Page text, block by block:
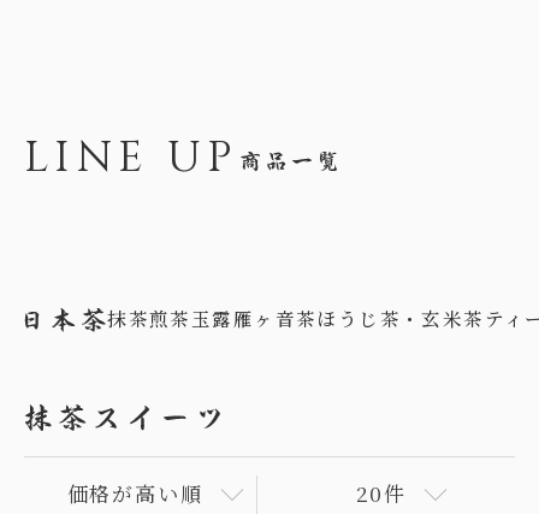
LINE UP
抹茶煎茶玉露雁ヶ音茶ほうじ茶・玄米茶 ティ